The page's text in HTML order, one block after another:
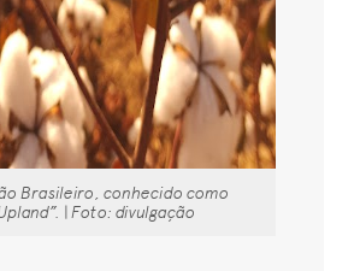
Brasileiro, conhecido como
| Foto: divulgação